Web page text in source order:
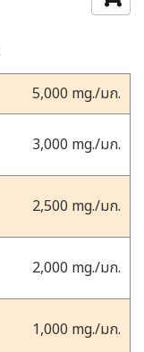
5,000 mg./มก.
3,000 mg./มก.
2,500 mg./มก.
2,000 mg./มก.
1,000 mg./มก.